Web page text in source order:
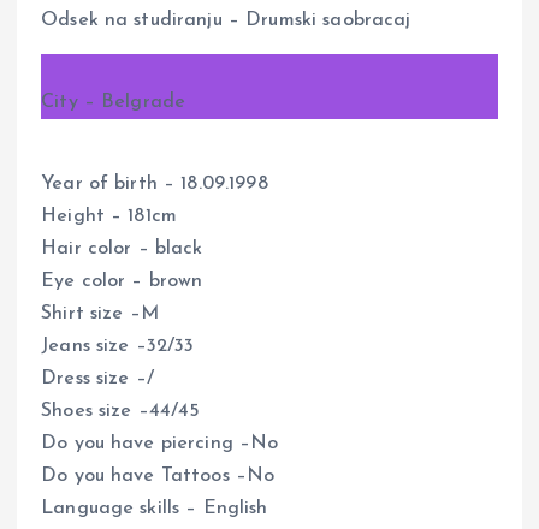
Odsek na studiranju – Drumski saobracaj
City – Belgrade
Year of birth – 18.09.1998
Height – 181cm
Hair color – black
Eye color – brown
Shirt size –M
Jeans size –32/33
Dress size –/
Shoes size –44/45
Do you have piercing –No
Do you have Tattoos –No
Language skills – English